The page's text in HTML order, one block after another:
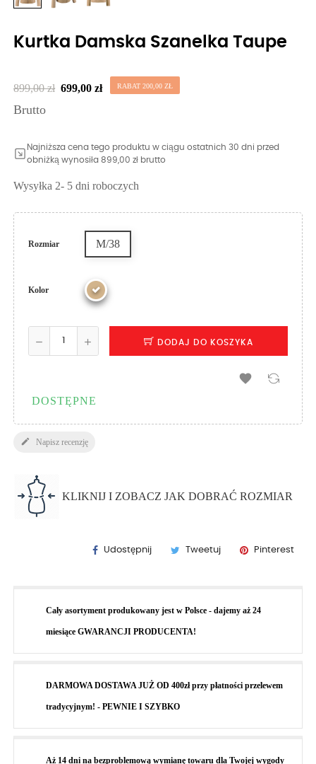
Kurtka Damska Szanelka Taupe
899,00 zł 699,00 zł RABAT 200,00 ZŁ
Brutto
Najniższa cena tego produktu w ciągu ostatnich 30 dni przed
obniżką wynosiła 899,00 zł brutto
Wysyłka 2- 5 dni roboczych
Rozmiar M/38
Kolor
DODAJ DO KOSZYKA

DOSTĘPNE
 Napisz recenzję
KLIKNIJ I ZOBACZ JAK DOBRAĆ ROZMIAR
Udostępnij Tweetuj Pinterest
Cały asortyment produkowany jest w Polsce - dajemy aż 24
miesiące GWARANCJI PRODUCENTA!
DARMOWA DOSTAWA JUŻ OD 400zł przy płatności przelewem
tradycyjnym! - PEWNIE I SZYBKO
Aż 14 dni na bezproblemową wymianę towaru dla Twojej wygody